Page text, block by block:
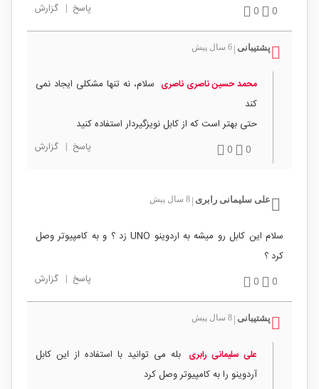
0
0 پاسخ | گزارش
پشتیبانی 6 سال پیش
محمد حسین ناصری ناصری سلام، نه تنها مشکلی ایجاد نمی
کند
حتی بهتر است که از کابل نویزگیردار استفاده کنید
0
0 پاسخ | گزارش
علی سلیمانی رابری 8 سال پیش
سلام این کابل رو میشه به اردوینو UNO زد ؟ و به کامپیوتر وصل
کرد ؟
0
0 پاسخ | گزارش
پشتیبانی 8 سال پیش
علی سلیمانی رابری بله می توانید با استفاده از این کابل
آردوینو را به کامپیوتر وصل کرد